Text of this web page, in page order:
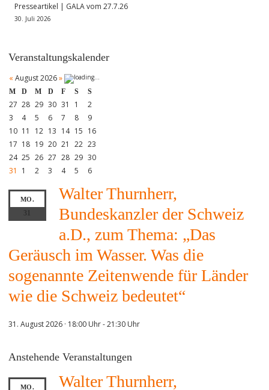
Presseartikel | GALA vom 27.7.26
30. Juli 2026
Veranstaltungskalender
« August 2026»
M D M D F S S
27 28 29 30 31 1
2
3
4 5 6 7 8
9
10 11 12 13 14 15 16
17 18 19 20 21 22 23
24 25 26 27 28 29 30
31
1 2 3 4 5 6
MO.
Walter Thurnherr,
Bundeskanzler der Schweiz
a.D., zum Thema: „Das
Geräusch im Wasser. Was die
sogenannte Zeitenwende für Länder
wie die Schweiz bedeutet“
31. August 2026 · 18:00 Uhr-21:30 Uhr
Anstehende Veranstaltungen
MO. Walter Thurnherr,